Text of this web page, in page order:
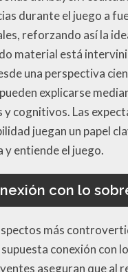
durante el juego a
reforzando así la
material está
una perspectiva
explicarse
y cognitivos. Las
juegan un papel
y entiende el juego.
con lo
más
supuesta conexión con
aseguran que al